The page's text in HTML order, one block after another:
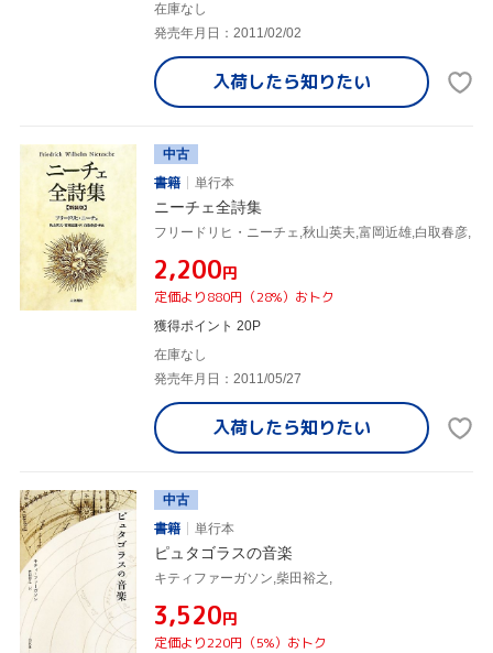
在庫なし
発売年月日：2011/02/02
入荷したら知りたい
中古
書籍
単行本
ニーチェ全詩集
フリードリヒ・ニーチェ,秋山英夫,富岡近雄,白取春彦,
¥2,200円
定価より880円（28%）おトク
獲得ポイント 20P
在庫なし
発売年月日：2011/05/27
入荷したら知りたい
中古
書籍
単行本
ピュタゴラスの音楽
キティファーガソン,柴田裕之,
¥3,520円
定価より220円（5%）おトク